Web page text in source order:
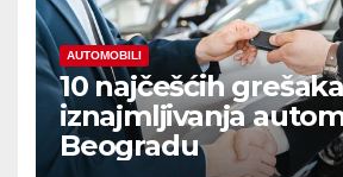
AUTOMOBILI
10 najčešćih
iznajmljivanja
Beogradu